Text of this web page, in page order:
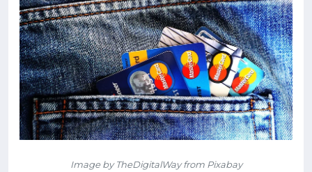
Image by TheDigitalWay from Pixabay